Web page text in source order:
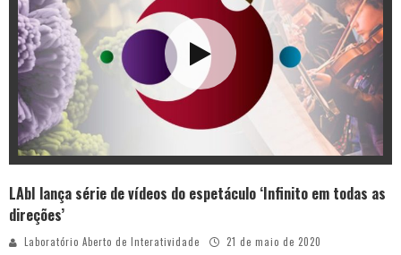
LAbI lança série de vídeos do espetáculo ‘Infinito em todas as
direções’
Laboratório Aberto de Interatividade
21 de maio de 2020